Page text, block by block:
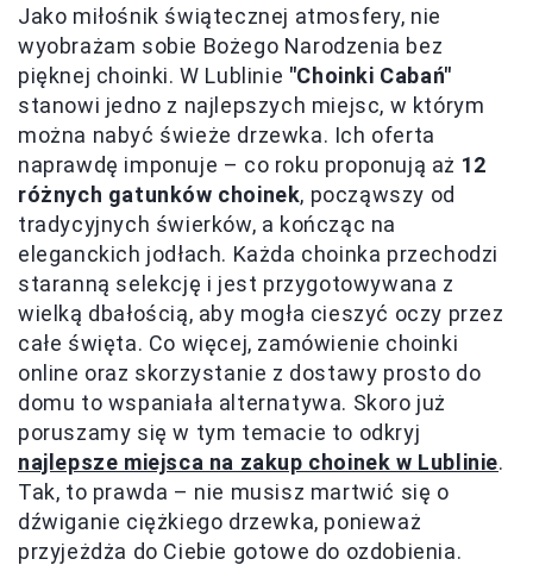
Jako miłośnik świątecznej atmosfery, nie
wyobrażam sobie Bożego Narodzenia bez
pięknej choinki. W Lublinie "Choinki Cabań"
stanowi jedno z najlepszych miejsc, w którym
można nabyć świeże drzewka. Ich oferta
naprawdę imponuje – co roku proponują aż 12
różnych gatunków choinek, począwszy od
tradycyjnych świerków, a kończąc na
eleganckich jodłach. Każda choinka przechodzi
staranną selekcję i jest przygotowywana z
wielką dbałością, aby mogła cieszyć oczy przez
całe święta. Co więcej, zamówienie choinki
online oraz skorzystanie z dostawy prosto do
domu to wspaniała alternatywa. Skoro już
poruszamy się w tym temacie to odkryj
najlepsze miejsca na zakup choinek w Lublinie.
Tak, to prawda – nie musisz martwić się o
dźwiganie ciężkiego drzewka, ponieważ
przyjeżdża do Ciebie gotowe do ozdobienia.